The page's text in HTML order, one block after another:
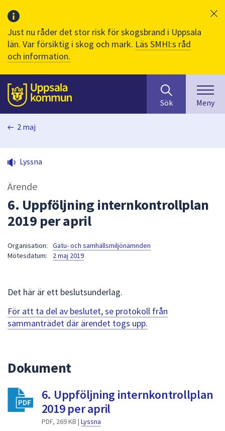
Just nu råder det stor risk för skogsbrand i Uppsala
län. Var försiktig i skog och mark. Läs SMHI:s råd
och information.
Till sidans
huvudinnehåll
efter
innehåll
på
sökfältet
kommer
presenteras
för
att
navigera
för
Sök Meny
2 maj
Lyssna
Ärende
6. Uppföljning internkontrollplan
2019 per april
Organisation:
Gatu- och samhällsmiljönämnden
Mötesdatum:
2 maj 2019
Det här är ett beslutsunderlag.
För att ta del av beslutet, se protokoll från
sammanträdet där ärendet togs upp.
Dokument
6. Uppföljning internkontrollplan
2019 per april
PDF, 269 KB | Lyssna